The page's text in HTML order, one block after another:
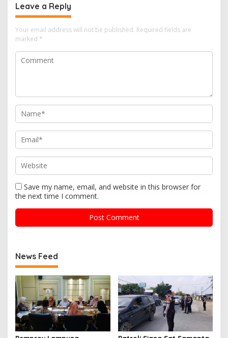
Leave a Reply
Your email address will not be published. Required fields are
marked *
Save my name, email, and website in this browser for
the next time I comment.
News Feed